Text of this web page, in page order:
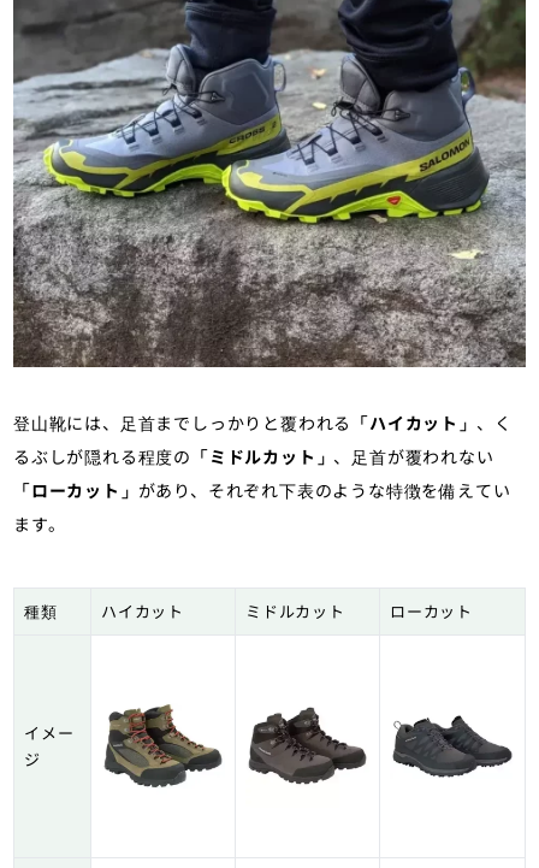
登山靴には、足首までしっかりと覆われる 「ハイカット」 、く
るぶしが隠れる程度の 「ミドルカット」 、足首が覆われない
「ローカット」 があり、それぞれ下表のような特徴を備えてい
ます。
種類 ハイカット ミドルカット ローカット
イメー
ジ